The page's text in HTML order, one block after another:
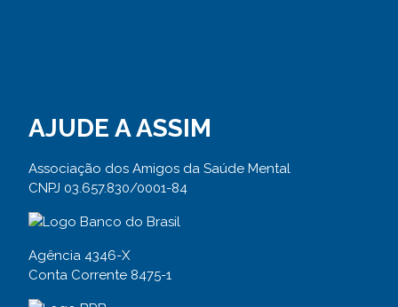
AJUDE A ASSIM
Associação dos Amigos da Saúde Mental
CNPJ 03.657.830/0001-84
Agência 4346-X
Conta Corrente 8475-1